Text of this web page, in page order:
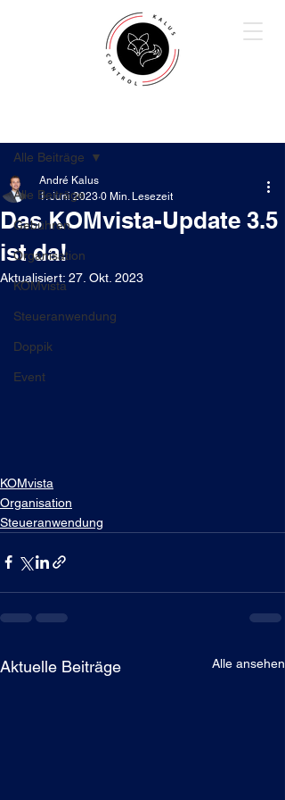
Alle Beiträge
Gebühren
Organisation
KOMvista
Steueranwendung
Doppik
Event
Alle Beiträge
Das KOMvista-Update 3.5
ist da!
André Kalus
1. Juni 2023 0 Min. Lesezeit
Aktualisiert: 27. Okt. 2023
KOMvista
Organisation
Steueranwendung
Aktuelle Beiträge Alle ansehen